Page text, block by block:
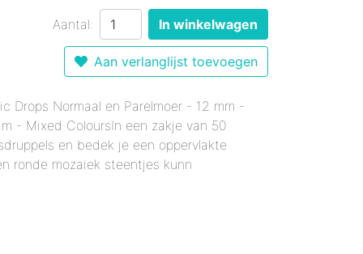
mm - Gemixte Kleuren
Kleuren
Kleuren
18 mm - Gemixte Kleuren
Kleuren
- Enkele Kleuren
mm - Enkele Kleuren
mm - Enkele Kleuren
12x38 mm - Enkele Kleuren
Kleuren
Kleuren
- Enkele Kleuren
Aantal: In winkelwagen
Aan verlanglijst toevoegen
Drops Normaal en Parelmoer - 12 mm -
- Mixed ColoursIn een zakje van 50
en bedek je een oppervlakte
ronde mozaiek steentjes kunn